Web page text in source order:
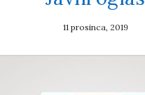
11 prosinca, 2019